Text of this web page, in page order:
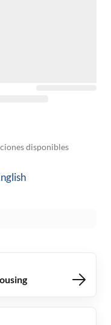
disponibles